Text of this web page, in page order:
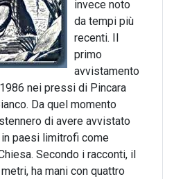
invece noto
da tempi più
recenti. Il
primo
avvistamento
nei pressi di Pincara
Da quel momento
di avere avvistato
paesi limitrofi come
Secondo i racconti, il
ha mani con quattro